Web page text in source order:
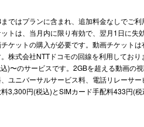
ではプランに含まれ、追加料金なしでご
トは、当月内に限り有効で、翌月1日に
ケットの購入が必要です。動画チケット
株式会社NTTドコモの回線を利用してお
)〜のサービスです。2GBを超える動画の
、ユニバーサルサービス料、電話リレーサ
3,300円(税込)とSIMカード手配料433円(税